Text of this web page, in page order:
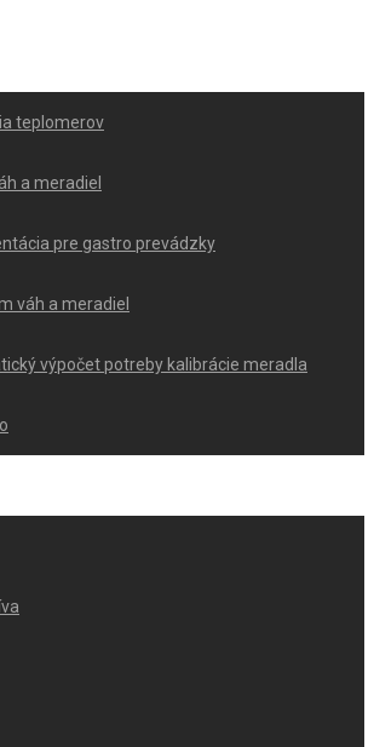
teplomerov
a meradiel
pre gastro prevádzky
váh a meradiel
výpočet potreby kalibrácie meradla